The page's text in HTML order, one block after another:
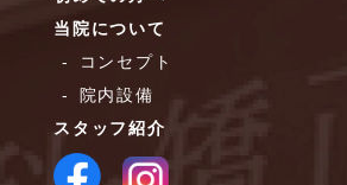
当院について
コンセプト
院内設備
スタッフ紹介